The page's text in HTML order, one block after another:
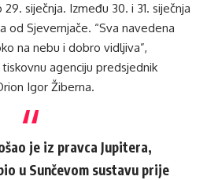
siječnja. Između 30. i 31. siječnja
od Sjevernjače. “Sva navedena
na nebu i dobro vidljiva”,
agenciju predsjednik
Igor Žiberna.
je iz pravca Jupitera,
u Sunčevom sustavu prije